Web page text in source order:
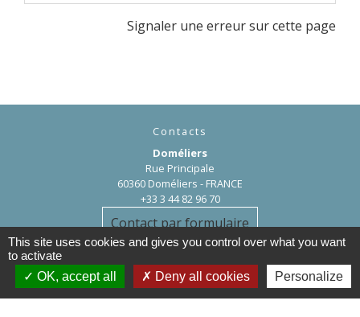
Signaler une erreur sur cette page
Contacts
Doméliers
Rue Principale
60360 Doméliers - FRANCE
+33 3 44 82 96 70
Contact par formulaire
This site uses cookies and gives you control over what you want
to activate
OK, accept all
Deny all cookies Personalize